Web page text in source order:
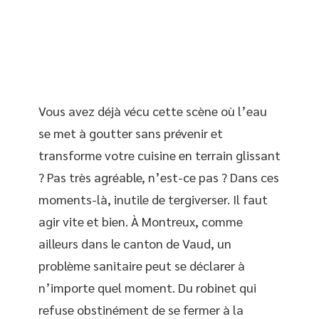
Vous avez déjà vécu cette scène où l’eau
se met à goutter sans prévenir et
transforme votre cuisine en terrain glissant
? Pas très agréable, n’est-ce pas ? Dans ces
moments-là, inutile de tergiverser. Il faut
agir vite et bien. À Montreux, comme
ailleurs dans le canton de Vaud, un
problème sanitaire peut se déclarer à
n’importe quel moment. Du robinet qui
refuse obstinément de se fermer à la